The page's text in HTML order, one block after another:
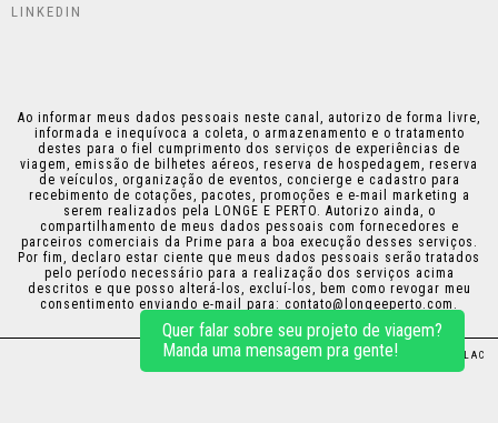
LINKEDIN
Ao informar meus dados pessoais neste canal, autorizo de forma livre,
informada e inequívoca a coleta, o armazenamento e o tratamento
destes para o fiel cumprimento dos serviços de experiências de
viagem, emissão de bilhetes aéreos, reserva de hospedagem, reserva
de veículos, organização de eventos, concierge e cadastro para
recebimento de cotações, pacotes, promoções e e-mail marketing a
serem realizados pela LONGE E PERTO. Autorizo ainda, o
compartilhamento de meus dados pessoais com fornecedores e
parceiros comerciais da Prime para a boa execução desses serviços.
Por fim, declaro estar ciente que meus dados pessoais serão tratados
pelo período necessário para a realização dos serviços acima
descritos e que posso alterá-los, excluí-los, bem como revogar meu
consentimento enviando e-mail para: contato@longeeperto.com .
DESIGN:THAIS KAZAMA• PROGRAMAÇÃO: PLICPLAC
Quer falar sobre seu projeto de viagem?
Manda uma mensagem pra gente!